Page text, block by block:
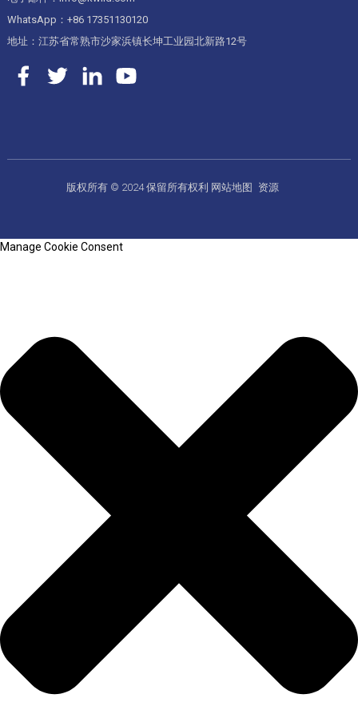
WhatsApp：+86 17351130120
地址：江苏省常熟市沙家浜镇长坤工业园北新路12号
版权所有 © 2024 保留所有权利 网站地图 资源
Manage Cookie Consent